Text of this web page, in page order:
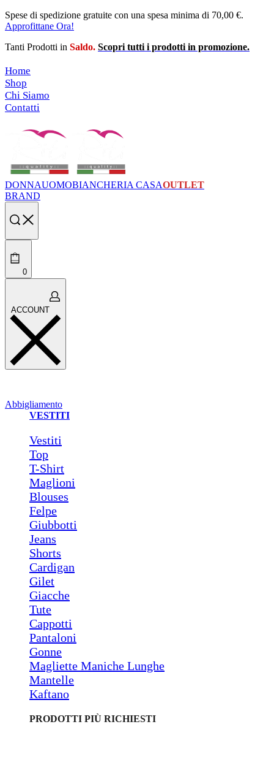
Skip
to
Spese di spedizione gratuite con una spesa minima di 70,00 €.
Approfittane Ora!
Tanti Prodotti in Saldo. Scopri tutti i prodotti in promozione.
Home
Shop
Chi Siamo
Contatti
DONNAUOMOBIANCHERIA CASAOUTLET
BRAND
Search
0
Open
ACCOUNT
Abbigliamento
VESTITI
Vestiti
Top
T-Shirt
Maglioni
Blouses
Felpe
Giubbotti
Jeans
Shorts
Cardigan
Gilet
Giacche
Tute
Cappotti
Pantaloni
Gonne
Magliette Maniche Lunghe
Mantelle
Kaftano
PRODOTTI PIÙ RICHIESTI